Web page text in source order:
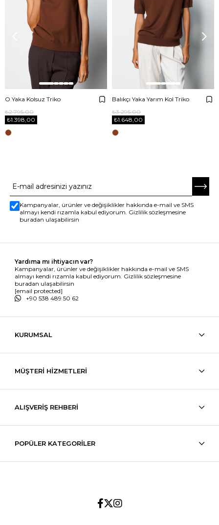
O Yaka Kolsuz Triko
₺1.398,00
₺2.795,00
Balıkçı Yaka Yarım Kol Triko
₺1.648,00
₺3.295,00
Kampanyalar, ürünler ve değişiklikler hakkında e-mail ve SMS
almayı kendi rızamla kabul ediyorum. Gizlilik sözleşmesine
buradan ulaşabilirsin
Yardıma mı ihtiyacın var?
Kampanyalar, ürünler ve değişiklikler hakkında e-mail ve SMS
almayı kendi rızamla kabul ediyorum. Gizlilik sözleşmesine
buradan ulaşabilirsin
[email protected]
+90 538 489 50 62
KURUMSAL
MÜŞTERİ HİZMETLERİ
ALIŞVERİŞ REHBERİ
POPÜLER KATEGORİLER